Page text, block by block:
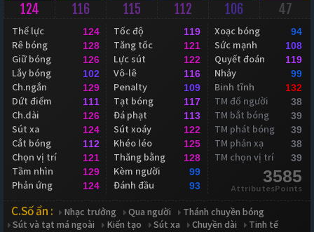
124 116 115 112 106 47
Thể lực 124
Rê bóng 128
Giữ bóng 126
Lắy bóng 102
Ch.ngắn 129
Dứt điểm 111
Ch.dài 126
Sút xa 124
Cắt bóng 112
Chọn vị trí 121
Tầm nhìn 129
Phản ứng 124
Tốc độ 119
Tăng tốc 121
Lực sút 122
Vô-lê 116
Penalty 109
Tạt bóng 117
Đá phạt 113
Sút xoáy 122
Khéo léo 125
Thăng bằng 128
Kèm người 99
Đánh đầu 93
Xoạc bóng 94
Sức mạnh 108
Quyết đoán 119
Nhảy 99
Binh tĩnh 132
TM đổ người 38
TM bắt bóng 39
TM phát bóng 39
TM phản xạ 38
TM chọn vị trí 39
3585
AttributesPoints
C.Số ẩn : Nhạc trưởng Qua người
Thánh chuyền bóng
Sút và tạt má ngoài
Kiến tạo Sút xa Chuyền dài Tinh tế